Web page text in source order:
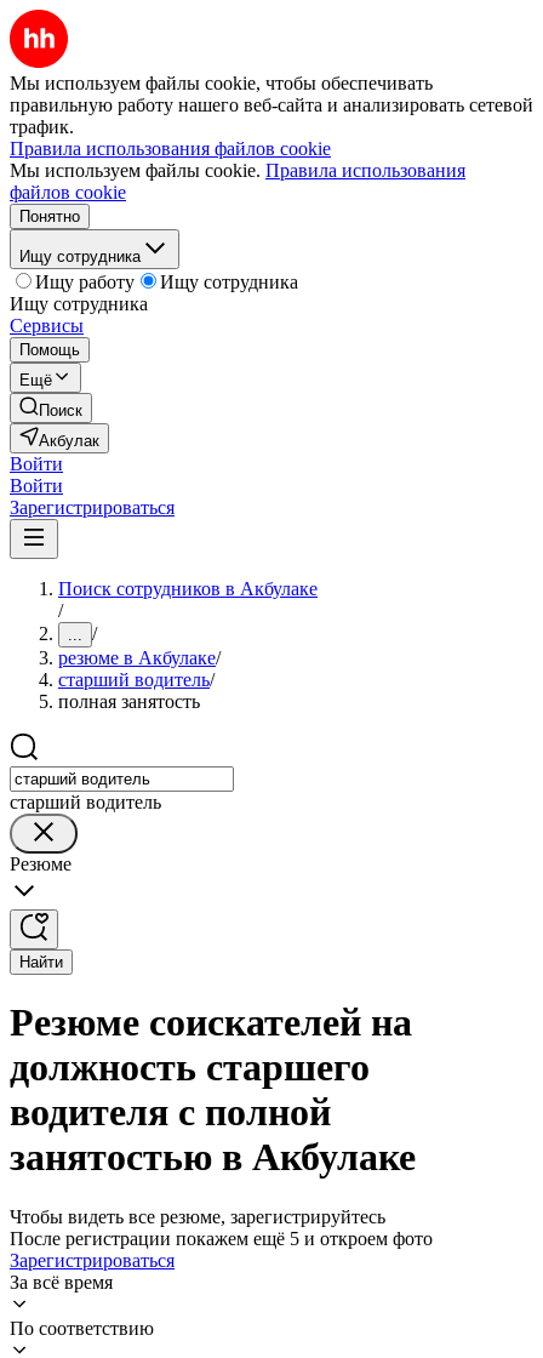
Мы используем файлы cookie, чтобы обеспечивать
правильную работу нашего веб-сайта и анализировать сетевой
трафик.
Правила использования файлов cookie
Мы используем файлы cookie. Правила использования
файлов cookie
Понятно
Ищу сотрудника
Ищу работу
Ищу сотрудника
Ищу сотрудника
Сервисы
Помощь
Ещё
Поиск
Акбулак
Войти
Войти
Зарегистрироваться
Поиск сотрудников в Акбулаке
/
... /
резюме в Акбулаке/
старший водитель/
полная занятость
старший водитель
Резюме
Найти
Резюме соискателей на
должность старшего
водителя с полной
занятостью в Акбулаке
Чтобы видеть все резюме, зарегистрируйтесь
После регистрации покажем ещё 5 и откроем фото
Зарегистрироваться
За всё время
По соответствию